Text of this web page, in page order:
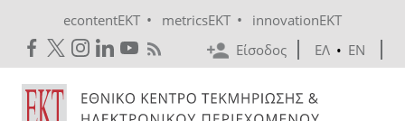
econtentEKT • metricsEKT •
innovationEKT
Είσοδος
ΕΛ • EN